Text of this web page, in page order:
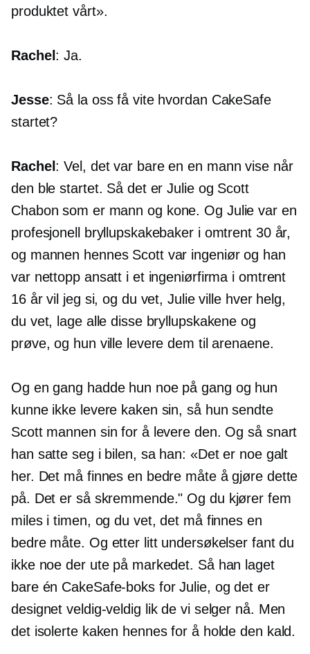
produktet vårt».
Rachel : Ja.
Jesse: Så la oss få vite hvordan CakeSafe
startet?
Rachel : Vel, det var bare enen mann vise når
den ble startet. Så det er Julie og Scott
Chabon som er mann og kone. Og Julie var en
profesjonell bryllupskakebaker i omtrent 30 år,
og mannen hennes Scott var ingeniør og han
var nettopp ansatt i et ingeniørfirma i omtrent
16 år vil jeg si, og du vet, Julie ville hver helg,
du vet, lage alle disse bryllupskakene og
prøve, og hun ville levere dem til arenaene.
Og en gang hadde hun noe på gang og hun
kunne ikke levere kaken sin, så hun sendte
Scott mannen sin for å levere den. Og så snart
han satte seg i bilen, sa han: «Det er noe galt
her. Det må finnes en bedre måte å gjøre dette
på. Det er så skremmende." Og du kjører fem
miles i timen, og du vet, det må finnes en
bedre måte. Og etter litt undersøkelser fant du
ikke noe der ute på markedet. Så han laget
bare én CakeSafe-boks for Julie, og det er
designetveldig-veldig lik de vi selger nå. Men
det isolerte kaken hennes for å holde den kald.